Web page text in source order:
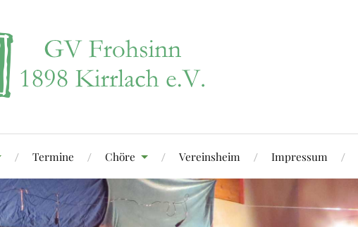
Termine Chöre Vereinsheim Impressum